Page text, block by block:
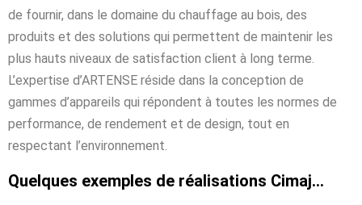
de fournir, dans le domaine du chauffage au bois, des
produits et des solutions qui permettent de maintenir les
plus hauts niveaux de satisfaction client à long terme.
L’expertise d’ARTENSE réside dans la conception de
gammes d’appareils qui répondent à toutes les normes de
performance, de rendement et de design, tout en
respectant l’environnement.
Quelques exemples de réalisations Cimaj...